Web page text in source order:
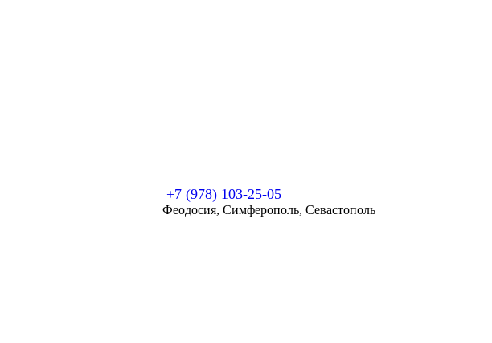
+7 (978) 103-25-05
Феодосия, Симферополь, Севастополь